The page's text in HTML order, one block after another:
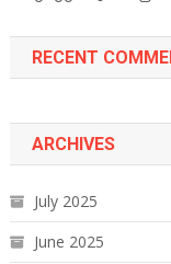
RECENT
ARCHIVES
July 2025
June 2025